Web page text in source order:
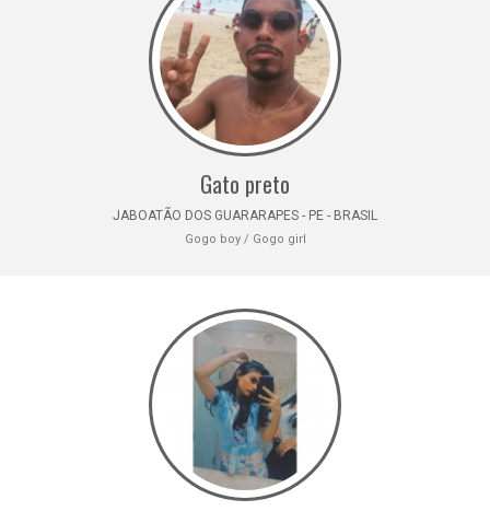
Gato preto
JABOATÃO DOS GUARARAPES - PE - BRASIL
Gogo boy / Gogo girl